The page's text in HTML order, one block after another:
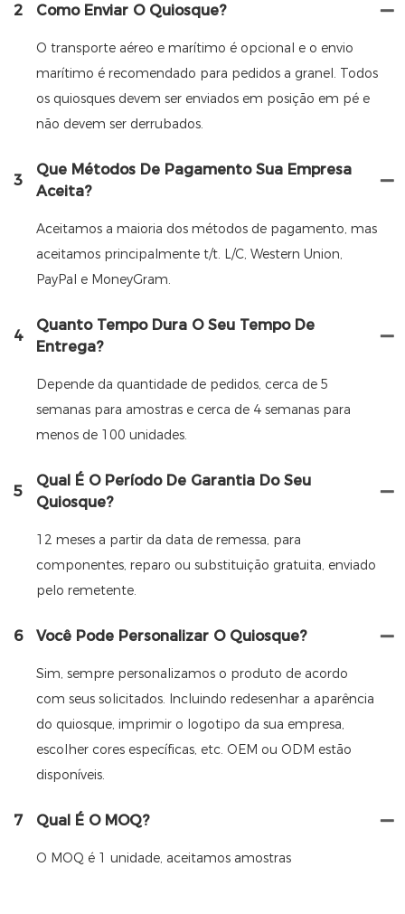
2 Como Enviar O Quiosque?
O transporte aéreo e marítimo é opcional e o envio
marítimo é recomendado para pedidos a granel. Todos
os quiosques devem ser enviados em posição em pé e
não devem ser derrubados.
3
Que Métodos De Pagamento Sua Empresa
Aceita?
Aceitamos a maioria dos métodos de pagamento, mas
aceitamos principalmente t/t. L/C, Western Union,
PayPal e MoneyGram.
4
Quanto Tempo Dura O Seu Tempo De
Entrega?
Depende da quantidade de pedidos, cerca de 5
semanas para amostras e cerca de 4 semanas para
menos de 100 unidades.
5
Qual É O Período De Garantia Do Seu
Quiosque?
12 meses a partir da data de remessa, para
componentes, reparo ou substituição gratuita, enviado
pelo remetente.
6 Você Pode Personalizar O Quiosque?
Sim, sempre personalizamos o produto de acordo
com seus solicitados. Incluindo redesenhar a aparência
do quiosque, imprimir o logotipo da sua empresa,
escolher cores específicas, etc. OEM ou ODM estão
disponíveis.
7 Qual É O MOQ?
O MOQ é 1 unidade, aceitamos amostras